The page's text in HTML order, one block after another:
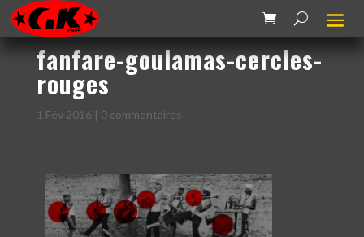
fanfare-goulamas-cercles-
rouges
1 Fév 2016| 0 commentaires